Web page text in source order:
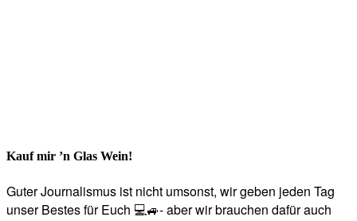
Kauf mir ’n Glas Wein!
Guter Journalismus ist nicht umsonst, wir geben jeden Tag
unser Bestes für Euch 💻🚙- aber wir brauchen dafür auch